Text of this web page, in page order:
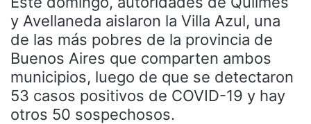
y Avellaneda aislaron la Villa Azul, una
de las más pobres de la provincia de
Buenos Aires que comparten ambos
municipios, luego de que se detectaron
53 casos positivos de COVID-19 y hay
otros 50 sospechosos.